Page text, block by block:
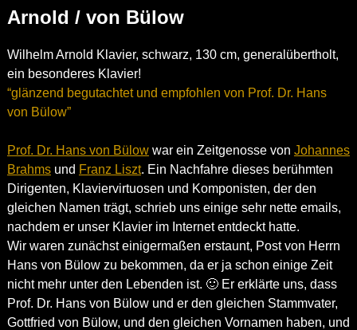
Arnold / von Bülow
Wilhelm Arnold Klavier, schwarz, 130 cm, generalübertholt,
ein besonderes Klavier!
“glänzend begutachtet und empfohlen von Prof. Dr. Hans
von Bülow”
Prof. Dr. Hans von Bülowwar ein Zeitgenosse von Johannes
Brahmsund Franz Liszt. Ein Nachfahre dieses berühmten
Dirigenten, Klaviervirtuosen und Komponisten, der den
gleichen Namen trägt, schrieb uns einige sehr nette emails,
nachdem er unser Klavier im Internet entdeckt hatte.
Wir waren zunächst einigermaßen erstaunt, Post von Herrn
Hans von Bülow zu bekommen, da er ja schon einige Zeit
nicht mehr unter den Lebenden ist. 🙂 Er erklärte uns, dass
Prof. Dr. Hans von Bülow und er den gleichen Stammvater,
Gottfried von Bülow, und den gleichen Vornamen haben, und